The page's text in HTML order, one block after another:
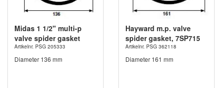
Midas 1 1/2" multi-p
valve spider gasket
Artikelnr. PSG 205333
Diameter 136 mm
Hayward m.p. valve
spider gasket, 7SP715
Artikelnr. PSG 362118
Diameter 161 mm